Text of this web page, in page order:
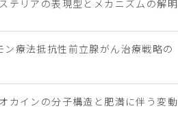
テリアの表現型とメカニズムの解明
療法抵抗性前立腺がん治療戦略の
カインの分子構造と肥満に伴う変動